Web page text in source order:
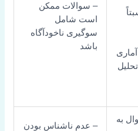
– سوالات ممکن
است شامل
سوگیری ناخودآگاه
باشد
– عدم ناشناس بودن